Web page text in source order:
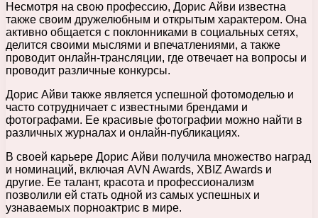
Несмотря на свою профессию, Дорис Айви известна
также своим дружелюбным и открытым характером. Она
активно общается с поклонниками в социальных сетях,
делится своими мыслями и впечатлениями, а также
проводит онлайн-трансляции, где отвечает на вопросы и
проводит различные конкурсы.
Дорис Айви также является успешной фотомоделью и
часто сотрудничает с известными брендами и
фотографами. Ее красивые фотографии можно найти в
различных журналах и онлайн-публикациях.
В своей карьере Дорис Айви получила множество наград
и номинаций, включая AVN Awards, XBIZ Awards и
другие. Ее талант, красота и профессионализм
позволили ей стать одной из самых успешных и
узнаваемых порноактрис в мире.